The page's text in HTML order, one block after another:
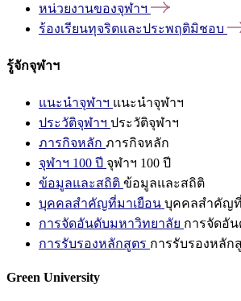
หน่วยงานของจุฬาฯ
ร้องเรียนทุจริตและประพฤติมิชอบ
รู้จักจุฬาฯ
แนะนำจุฬาฯ แนะนำจุฬาฯ
ประวัติจุฬาฯ ประวัติจุฬาฯ
ภารกิจหลัก ภารกิจหลัก
จุฬาฯ 100 ปี จุฬาฯ 100 ปี
ข้อมูลและสถิติ ข้อมูลและสถิติ
บุคคลสำคัญที่มาเยือน บุคคลสำคัญ
การจัดอันดับมหาวิทยาลัย การจัดอั
การรับรองหลักสูตร การรับรองหลัก
Green University